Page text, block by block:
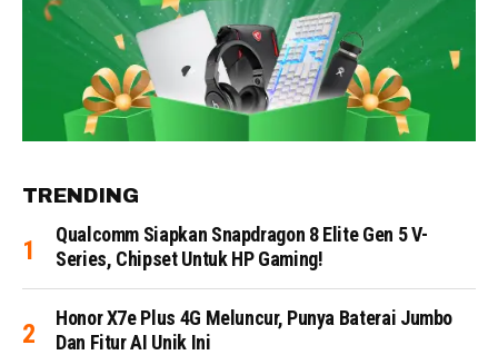
TRENDING
Qualcomm Siapkan Snapdragon 8 Elite Gen 5 V-
Series, Chipset Untuk HP Gaming!
Honor X7e Plus 4G Meluncur, Punya Baterai Jumbo
Dan Fitur AI Unik Ini